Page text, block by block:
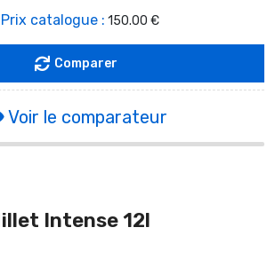
Prix catalogue : 150.00 €
Comparer
Voir le comparateur
Intense 12l